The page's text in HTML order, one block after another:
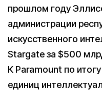
прошлом году
администрации
искусственного
Stargate за $500
К Paramount по
единиц